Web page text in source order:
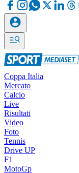
Coppa Italia
Mercato
Calcio
Live
Risultati
Video
Foto
Tennis
Drive UP
F1
MotoGp